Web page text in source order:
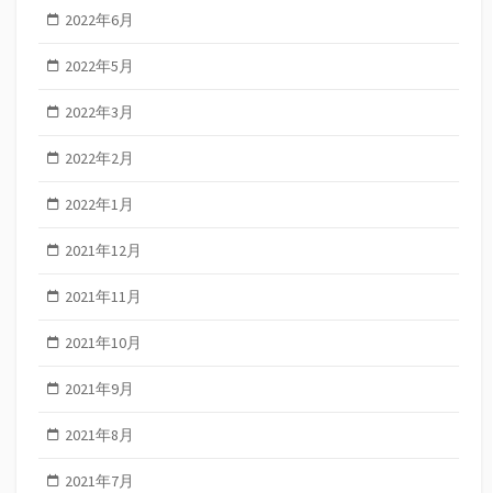
2022年6月
2022年5月
2022年3月
2022年2月
2022年1月
2021年12月
2021年11月
2021年10月
2021年9月
2021年8月
2021年7月